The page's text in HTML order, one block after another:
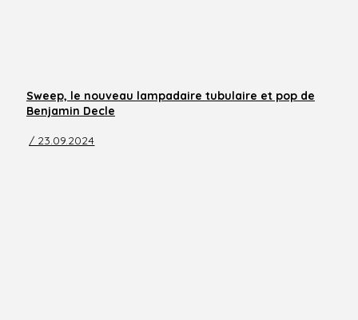
Sweep, le nouveau lampadaire tubulaire et pop de
Benjamin Decle
/ 23.09.2024